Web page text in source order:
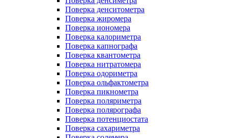
Поверка денситометра
Поверка жиромера
Поверка иономера
Поверка калориметра
Поверка капнографа
Поверка квантометра
Поверка нитратомера
Поверка одориметра
Поверка ольфактометра
Поверка пикнометра
Поверка поляриметра
Поверка полярографа
Поверка потенциостата
Поверка сахариметра